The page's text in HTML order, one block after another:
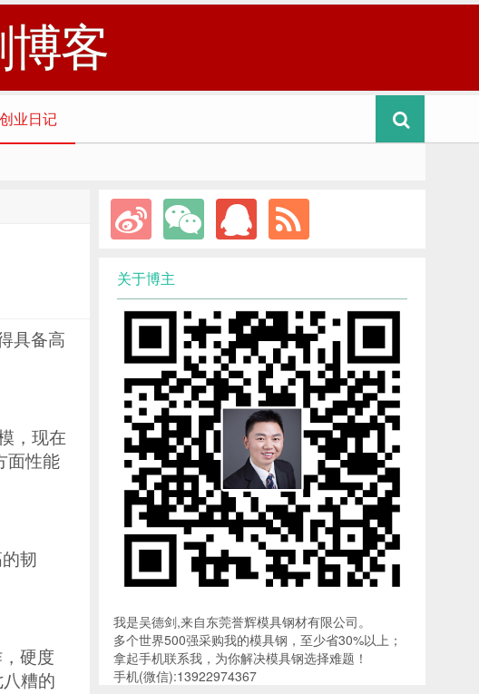
博客
创业日记
具备高
，现在
面性能
韧
硬度
糟的
关于博主
我是吴德剑,来自东莞誉辉模具钢材有限公司。
多个世界500强采购我的模具钢，至少省30%以上；
拿起手机联系我，为你解决模具钢选择难题！
手机(微信):13922974367